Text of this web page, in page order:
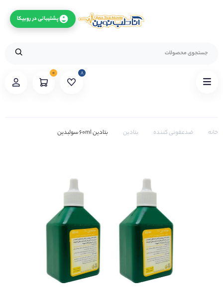
۰ ۸
خانه ضدعفونی کننده بتادین بتادین 60ml سولبدین
پشتیبانی در روبیکا